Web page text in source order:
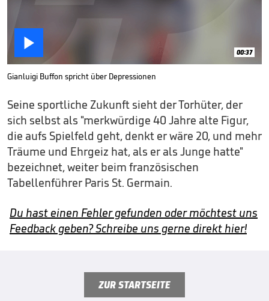
 00:37
Gianluigi Buffon spricht über Depressionen
Seine sportliche Zukunft sieht der Torhüter, der
sich selbst als "merkwürdige 40 Jahre alte Figur,
die aufs Spielfeld geht, denkt er wäre 20, und mehr
Träume und Ehrgeiz hat, als er als Junge hatte"
bezeichnet, weiter beim französischen
Tabellenführer Paris St. Germain.
Du hast einen Fehler gefunden oder möchtest uns
Feedback geben? Schreibe uns gerne direkt hier!
ZUR STARTSEITE